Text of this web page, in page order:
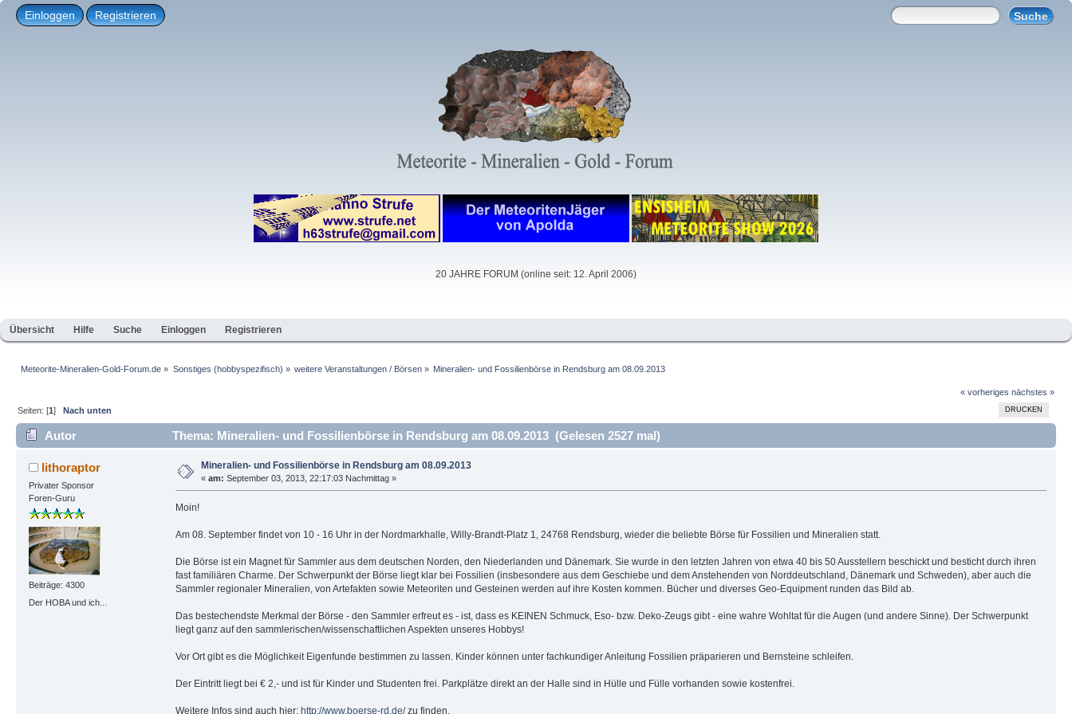
Einloggen Registrieren
20 JAHRE FORUM (online seit: 12. April 2006)
Übersicht Hilfe Suche Einloggen Registrieren
Meteorite-Mineralien-Gold-Forum.de » Sonstiges (hobbyspezifisch) » weitere Veranstaltungen / Börsen» Mineralien- und Fossilienbörse in Rendsburg am 08.09.2013
« vorheriges nächstes »
DRUCKEN
Seiten: [1]Nach unten
Autor Thema: Mineralien- und Fossilienbörse in Rendsburg am 08.09.2013 (Gelesen 2527 mal)
lithoraptor
Privater Sponsor
Foren-Guru
Beiträge: 4300
Der HOBA und ich...
Mineralien- und Fossilienbörse in Rendsburg am 08.09.2013
« am: September 03, 2013, 22:17:03 Nachmittag »
Moin!
Am 08. September findet von 10 - 16 Uhr in der Nordmarkhalle, Willy-Brandt-Platz 1, 24768 Rendsburg, wieder die beliebte Börse für Fossilien und Mineralien statt.
Die Börse ist ein Magnet für Sammler aus dem deutschen Norden, den Niederlanden und Dänemark. Sie wurde in den letzten Jahren von etwa 40 bis 50 Ausstellern beschickt und besticht durch ihren
fast familiären Charme. Der Schwerpunkt der Börse liegt klar bei Fossilien (insbesondere aus dem Geschiebe und dem Anstehenden von Norddeutschland, Dänemark und Schweden), aber auch die
Sammler regionaler Mineralien, von Artefakten sowie Meteoriten und Gesteinen werden auf ihre Kosten kommen. Bücher und diverses Geo-Equipment runden das Bild ab.
Das bestechendste Merkmal der Börse - den Sammler erfreut es - ist, dass es KEINEN Schmuck, Eso- bzw. Deko-Zeugs gibt - eine wahre Wohltat für die Augen (und andere Sinne). Der Schwerpunkt
liegt ganz auf den sammlerischen/wissenschaftlichen Aspekten unseres Hobbys!
Vor Ort gibt es die Möglichkeit Eigenfunde bestimmen zu lassen. Kinder können unter fachkundiger Anleitung Fossilien präparieren und Bernsteine schleifen.
Der Eintritt liegt bei € 2,- und ist für Kinder und Studenten frei. Parkplätze direkt an der Halle sind in Hülle und Fülle vorhanden sowie kostenfrei.
Weitere Infos sind auch hier: http://www.boerse-rd.de/zu finden.